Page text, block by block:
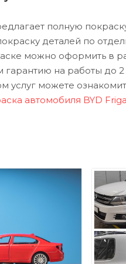
полную
деталей по
можно оформить в
гарантию на работы до 2
услуг можете
автомобиля BYD